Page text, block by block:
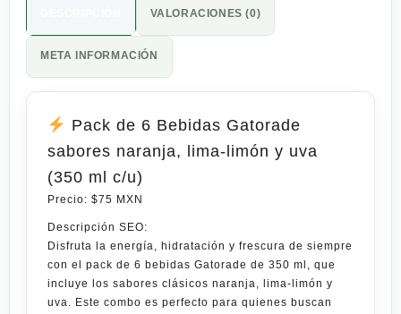
VALORACIONES (0)
META INFORMACIÓN
Pack de 6 Bebidas Gatorade
sabores naranja, lima-limón y uva
(350 ml c/u)
Precio: $75 MXN
Descripción SEO:
Disfruta la energía, hidratación y frescura de siempre
con el pack de 6 bebidas Gatorade de 350 ml , que
incluye los sabores clásicos naranja, lima-limón y
uva. Este combo es perfecto para quienes buscan